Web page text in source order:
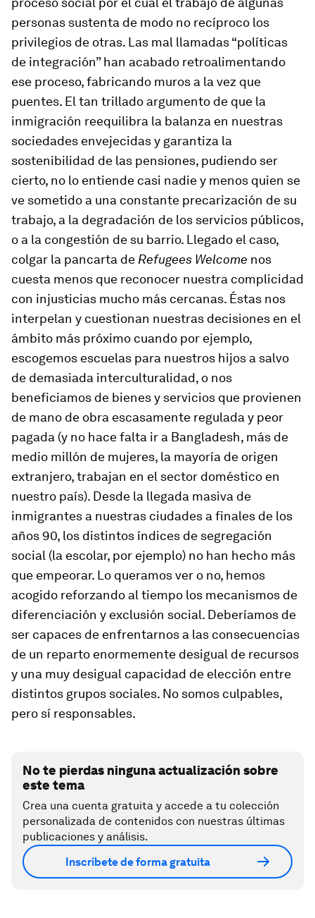
personas sustenta de modo no recíproco los
privilegios de otras. Las mal llamadas “políticas
de integración” han acabado retroalimentando
ese proceso, fabricando muros a la vez que
puentes. El tan trillado argumento de que la
inmigración reequilibra la balanza en nuestras
sociedades envejecidas y garantiza la
sostenibilidad de las pensiones, pudiendo ser
cierto, no lo entiende casi nadie y menos quien se
ve sometido a una constante precarización de su
trabajo, a la degradación de los servicios públicos,
o a la congestión de su barrio. Llegado el caso,
colgar la pancarta de Refugees Welcome nos
cuesta menos que reconocer nuestra complicidad
con injusticias mucho más cercanas. Éstas nos
interpelan y cuestionan nuestras decisiones en el
ámbito más próximo cuando por ejemplo,
escogemos escuelas para nuestros hijos a salvo
de demasiada interculturalidad, o nos
beneficiamos de bienes y servicios que provienen
de mano de obra escasamente regulada y peor
pagada (y no hace falta ir a Bangladesh, más de
medio millón de mujeres, la mayoría de origen
extranjero, trabajan en el sector doméstico en
nuestro país). Desde la llegada masiva de
inmigrantes a nuestras ciudades a finales de los
años 90, los distintos índices de segregación
social (la escolar, por ejemplo) no han hecho más
que empeorar. Lo queramos ver o no, hemos
acogido reforzando al tiempo los mecanismos de
diferenciación y exclusión social. Deberíamos de
ser capaces de enfrentarnos a las consecuencias
de un reparto enormemente desigual de recursos
y una muy desigual capacidad de elección entre
distintos grupos sociales. No somos culpables,
pero sí responsables.
No te pierdas ninguna actualización sobre
este tema
Crea una cuenta gratuita y accede a tu colección
personalizada de contenidos con nuestras últimas
publicaciones y análisis.
Inscríbete de forma gratuita